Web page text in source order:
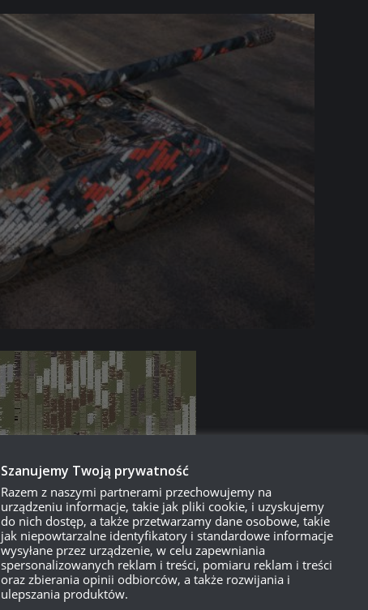
Szanujemy Twoją prywatność
Razem z naszymi partnerami przechowujemy na
urządzeniu informacje, takie jak pliki cookie, i uzyskujemy
do nich dostęp, a także przetwarzamy dane osobowe, takie
jak niepowtarzalne identyfikatory i standardowe informacje
wysyłane przez urządzenie, w celu zapewniania
spersonalizowanych reklam i treści, pomiaru reklam i treści
oraz zbierania opinii odbiorców, a także rozwijania i
ulepszania produktów.